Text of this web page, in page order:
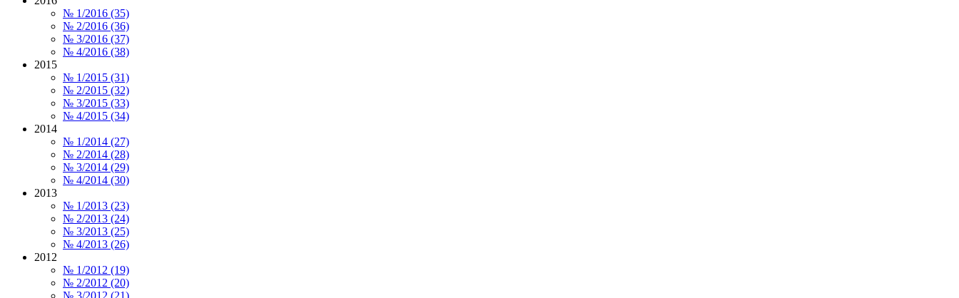
№ 1/2016 (35)
№ 2/2016 (36)
№ 3/2016 (37)
№ 4/2016 (38)
2015
№ 1/2015 (31)
№ 2/2015 (32)
№ 3/2015 (33)
№ 4/2015 (34)
2014
№ 1/2014 (27)
№ 2/2014 (28)
№ 3/2014 (29)
№ 4/2014 (30)
2013
№ 1/2013 (23)
№ 2/2013 (24)
№ 3/2013 (25)
№ 4/2013 (26)
2012
№ 1/2012 (19)
№ 2/2012 (20)